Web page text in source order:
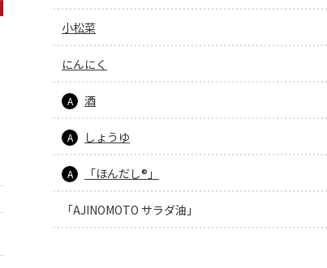
小松菜
にんにく
A 酒
A しょうゆ
A 「ほんだし®」
「AJINOMOTO サラダ油」